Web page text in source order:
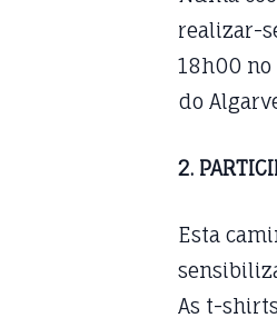
realizar-
18h00 no
do
2.
Esta
As t-